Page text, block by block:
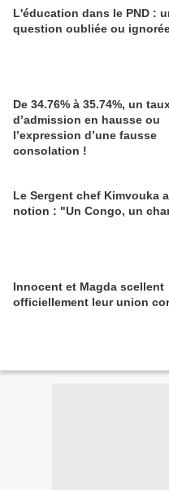
L'éducation dans le PND :
question oubliée ou
De 34.76% à 35.74%, un
d’admission en hausse ou
l’expression d’une fausse
consolation !
Le Sergent chef Kimvouka
notion : "Un Congo, un
Innocent et Magda scellent
officiellement leur union